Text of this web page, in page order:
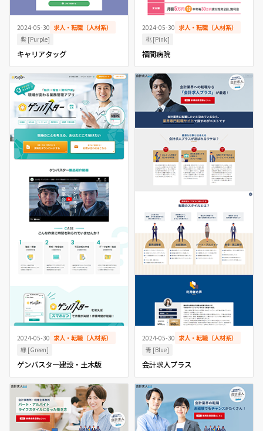
2024-05-30 求人・転職（人材系）
紫 [Purple]
キャリアタッグ
2024-05-30 求人・転職（人材系）
桃 [Pink]
福間病院
2024-05-30 求人・転職（人材系）
緑 [Green]
ゲンバスター建設・土木版
2024-05-30 求人・転職（人材系）
青 [Blue]
会計求人プラス